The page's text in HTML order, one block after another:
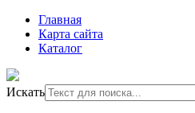
Главная
Карта сайта
Каталог
Искать